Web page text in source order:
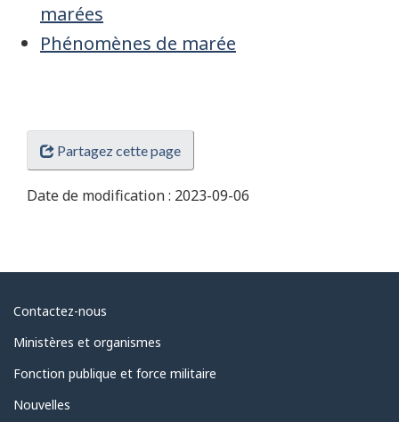
marées
Phénomènes de marée
Partagez cette page
Date de modification : 2023-09-06
Au
sujet
du
gouvernement
Contactez-nous
Ministères et organismes
Fonction publique et force militaire
Nouvelles